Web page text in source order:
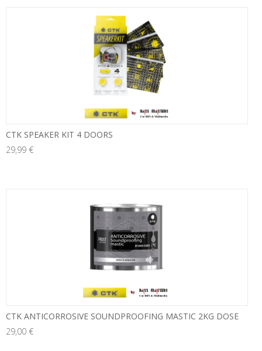
CTK SPEAKER KIT 4 DOORS
29,99 €
CTK ANTICORROSIVE SOUNDPROOFING MASTIC 2KG DOSE
29,00 €